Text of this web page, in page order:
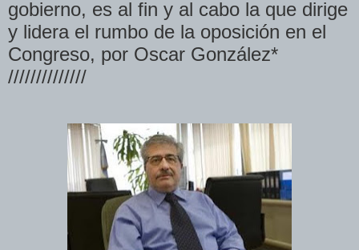
gobierno, es al fin y al cabo la que dirige
y lidera el rumbo de la oposición en el
Congreso, por Oscar González*
//////////////